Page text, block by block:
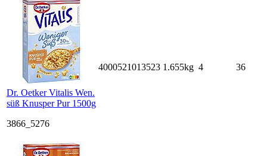
Dr. Oetker Vitalis Wen.
süß Knusper Pur 1500g
3866_5276
4000521013523 1.655kg 4 36